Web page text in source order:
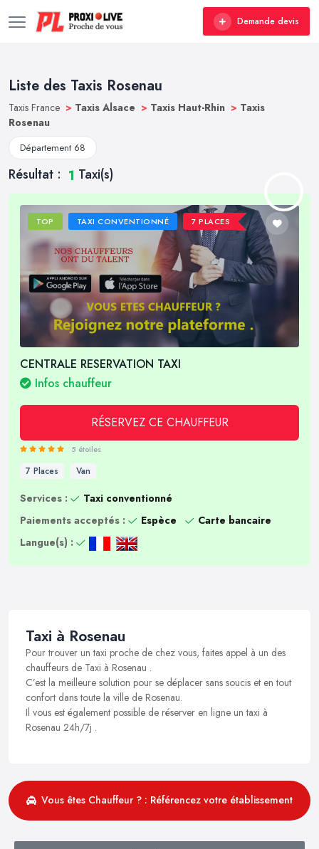
Demande devis
Liste des Taxis Rosenau
Taxis France > Taxis Alsace > Taxis Haut-Rhin > Taxis
Rosenau
Département 68
Résultat : 1 Taxi(s)
TOP TAXI CONVENTIONNÉ 7 PLACES
CENTRALE RESERVATION TAXI
Infos chauffeur
RÉSERVEZ CE CHAUFFEUR
5 étoiles
7 Places Van
Services :
Taxi conventionné
Paiements acceptés :
Espèce
Carte bancaire
Langue(s) :
Taxi à Rosenau
Pour trouver un taxi proche de chez vous, faites appel à un des
chauffeurs de Taxi à Rosenau .
C’est la meilleure solution pour se déplacer sans soucis et en tout
confort dans toute la ville de Rosenau.
Il vous est également possible de réserver en ligne un taxi à
Rosenau 24h/7j .
Vous êtes Chauffeur ? : Référencez votre établissement